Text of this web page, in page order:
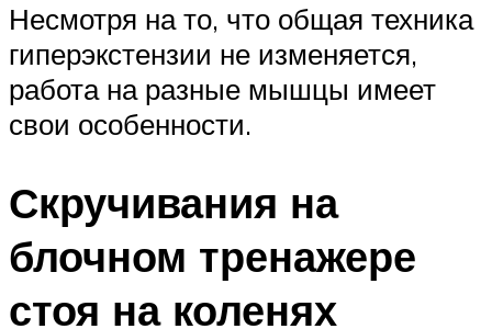
Несмотря на то, что общая техника
гиперэкстензии не изменяется,
работа на разные мышцы имеет
свои особенности.
Скручивания на
блочном тренажере
стоя на коленях